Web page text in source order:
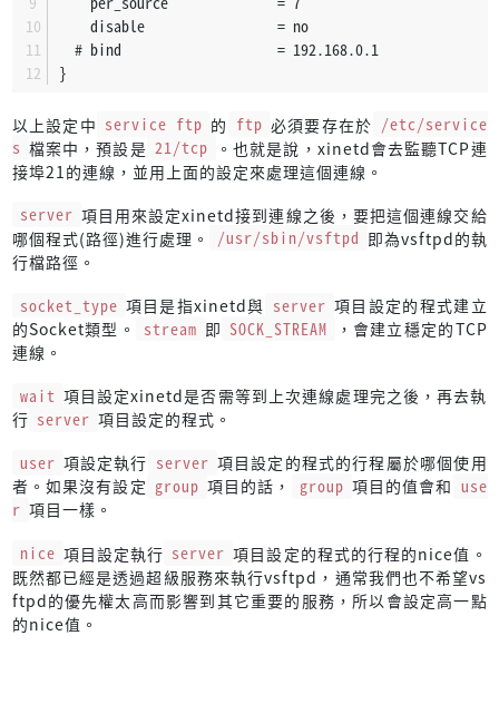
    disable                 = no
  # bind                    = 192.168.0.1
}
以上設定中 service ftp 的 ftp 必須要存在於 /etc/service
s 檔案中，預設是 21/tcp
。也就是說，xinetd會去監聽TCP連
接埠21的連線，並用上面的設定來處理這個連線。
server 項目用來設定xinetd接到連線之後，要把這個連線交給
哪個程式(路徑)進行處理。
/usr/sbin/vsftpd 即為vsftpd的執
行檔路徑。
socket_type 項目是指xinetd與 server 項目設定的程式建立
的Socket類型。
stream 即 SOCK_STREAM
，會建立穩定的TCP
連線。
wait 項目設定xinetd是否需等到上次連線處理完之後，再去執
行 server 項目設定的程式。
user 項設定執行 server 項目設定的程式的行程屬於哪個使用
者。如果沒有設定 group 項目的話， group 項目的值會和 use
r 項目一樣。
nice 項目設定執行 server 項目設定的程式的行程的nice值。
既然都已經是透過超級服務來執行vsftpd，通常我們也不希望vs
ftpd的優先權太高而影響到其它重要的服務，所以會設定高一點
的nice值。